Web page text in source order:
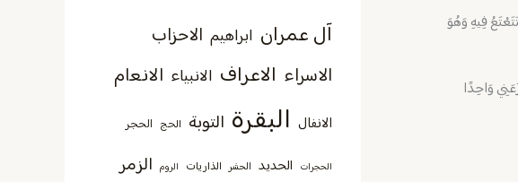
فِيهِ وَهُوَ
وَاحِدًا
آل عمران ابراهيم الاحزاب
الاسراء الاعراف الانبياء الانعام
الانفال البقرة التوبة الحج الحجر
الحجرات الحديد الحشر الذاريات الروم الزمر